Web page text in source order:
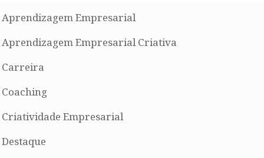
Aprendizagem Empresarial
Aprendizagem Empresarial Criativa
Carreira
Coaching
Criatividade Empresarial
Destaque